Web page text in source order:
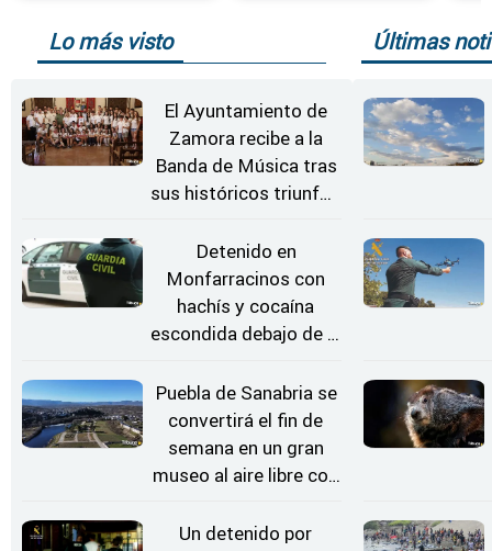
Lo más visto
El Ayuntamiento de
Zamora recibe a la
Banda de Música tras
sus históricos triunfos
Detenido en
Monfarracinos con
hachís y cocaína
escondida debajo de la
coche
Puebla de Sanabria se
convertirá el fin de
semana en un gran
museo al aire libre con
Un detenido por
Últimas